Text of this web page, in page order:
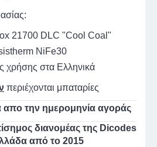
21700 DLC "Cool Coal"
NiFe30
χρήσης στα Ελληνικά
περιέχονται μπαταρίες
απο την ημερομηνία αγοράς
διανομέας της Dicodes
από το 2015